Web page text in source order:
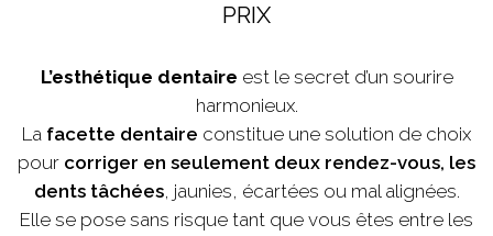
PRIX
L’esthétique dentaire est le secret d’un sourire
harmonieux.
La facette dentaire constitue une solution de choix
pour corriger en seulement deux rendez-vous, les
dents tâchées, jaunies, écartées ou mal alignées.
Elle se pose sans risque tant que vous êtes entre les